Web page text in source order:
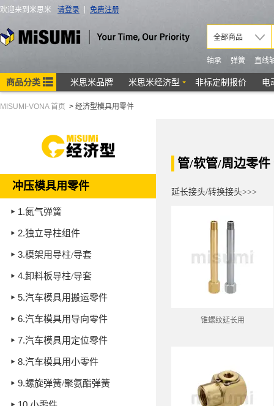
MISUMI-VONA 首页 > 经济型模具用零件
冲压模具用零件
1.氮气弹簧
2.独立导柱组件
3.模架用导柱/导套
4.卸料板导柱/导套
5.汽车模具用搬运零件
6.汽车模具用导向零件
7.汽车模具用定位零件
8.汽车模具用小零件
9.螺旋弹簧/聚氨酯弹簧
管/软管/周边零件
延长接头/转换接头>>>
锥螺纹延长用